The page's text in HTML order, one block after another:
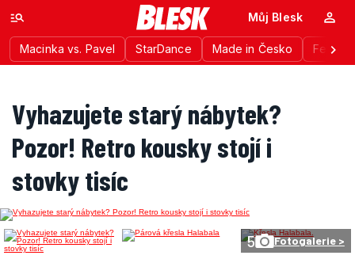
Macinka vs. Pavel StarDance Made in Česko
Můj Blesk
Vyhazujete starý nábytek?
Pozor! Retro kousky stojí i
stovky tisíc
5 Fotogalerie >